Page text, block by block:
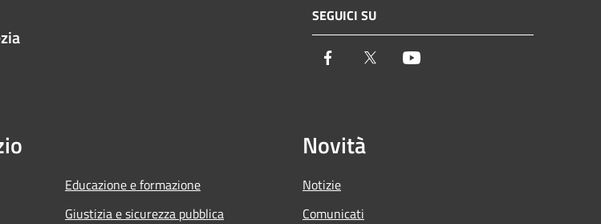
SEGUICI SU
Facebook Twitter
Educazione e formazione
Giustizia e sicurezza pubblica
Novità
Notizie
Comunicati